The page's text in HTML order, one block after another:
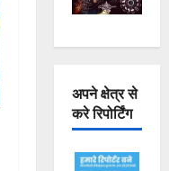
अपने क्षेत्र से
करे रिपोर्टिंग